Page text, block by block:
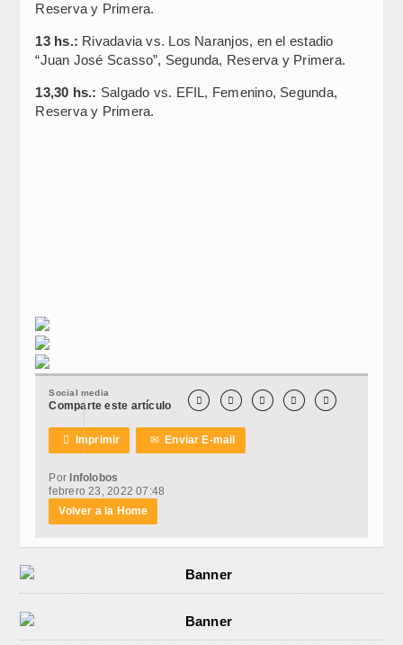
Reserva y Primera.
13 hs.: Rivadavia vs. Los Naranjos, en el estadio
“Juan José Scasso”, Segunda, Reserva y Primera.
13,30 hs.: Salgado vs. EFIL, Femenino, Segunda,
Reserva y Primera.
Social media
Comparte este artículo     
 Imprimir ✉Enviar E-mail
Por Infolobos
febrero 23, 2022 07:48
Volver a la Home